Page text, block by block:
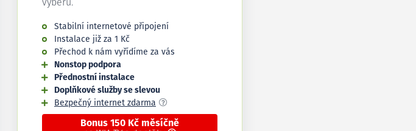
výběru.
Stabilní internetové připojení
Instalace již za 1 Kč
Přechod k nám vyřídíme za vás
Nonstop podpora
Přednostní instalace
Doplňkové služby se slevou
Bezpečný internet zdarma
Bonus 150 Kč měsíčně